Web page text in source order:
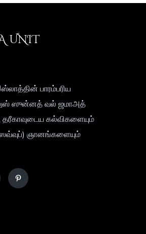
UNIT
பாரம்பரிய
ஸுன்னத் வல் ஜமாஅத்
கல்விகளையும்
ஞானங்களையும்